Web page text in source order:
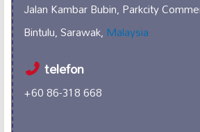
Jalan Kambar Bubin, Parkcity
Bintulu, Sarawak,Malaysia
telefon
+60 86-318 668